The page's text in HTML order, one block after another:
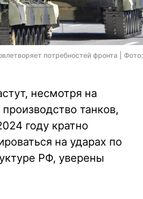
потребностей фронта | Фото:
несмотря на
танков,
году кратно
на ударах по
РФ, уверены